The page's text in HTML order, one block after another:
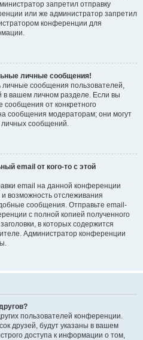
запретил отправку
или же администратор запретил
конференции для
личные сообщения!
личные сообщения пользователей,
в вашем личном разделе. Если вы
сообщения от конкретного
сообщения модераторам; они могут
личных сообщений.
email от кого-то с этой
email на данной конференции
возможность отслеживания
сообщения. Отправьте email-
с полной копией полученного
в которых содержится
Администратор конференции
пользователей конференции.
друзей, будут указаны в вашем
доступа к информации о том,